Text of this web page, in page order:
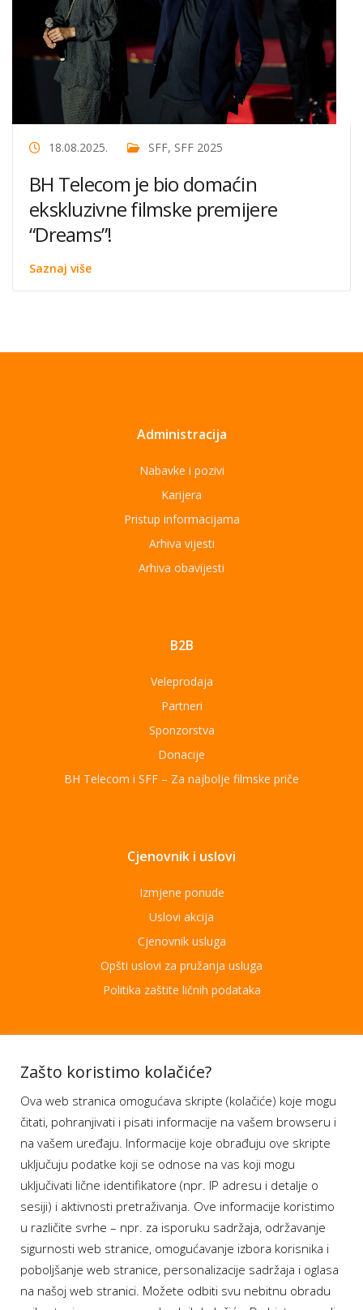
18.08.2025. SFF, SFF 2025
BH Telecom je bio domaćin
ekskluzivne filmske premijere
“Dreams”!
Saznaj više
Administracija
Nabavke i pozivi
Karijera
Pristup informacijama
Arhiva vijesti
Arhiva obavijesti
B2B
Veleprodaja
Partneri
Sponzorstva
Donacije
BH Telecom i SFF – Za najbolje filmske priče
Cjenovnik i uslovi
Izmjene ponude
Uslovi akcija
Cjenovnik usluga
Opšti uslovi za pružanja usluga
Politika zaštite ličnih podataka
Aplikacije
Moj BH Telecom
Dostupnost usluga
Moja webTV
Aukcije BH Telecom
Program lojalnosti
Bonus plus
Zašto koristimo kolačiće?
Ova web stranica omogućava skripte (kolačiće) koje mogu
čitati, pohranjivati i pisati informacije na vašem browseru i
na vašem uređaju. Informacije koje obrađuju ove skripte
uključuju podatke koji se odnose na vas koji mogu
uključivati lične identifikatore (npr. IP adresu i detalje o
sesiji) i aktivnosti pretraživanja. Ove informacije koristimo
u različite svrhe – npr. za isporuku sadržaja, održavanje
sigurnosti web stranice, omogućavanje izbora korisnika i
poboljšanje web stranice, personalizacije sadržaja i oglasa
na našoj web stranici. Možete odbiti svu nebitnu obradu